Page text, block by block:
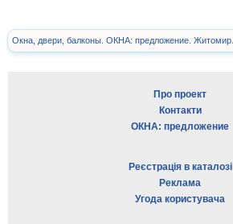
Окна, двери, балконы. ОКНА: предложение. Житомир.
Про проект
Контакти
ОКНА: предложение
Реєстрація в каталозі
Реклама
Угода користувача